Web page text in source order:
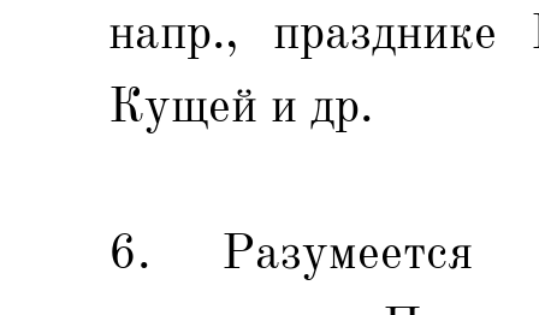
напр., празднике
Кущей и др.
6. Разумеется